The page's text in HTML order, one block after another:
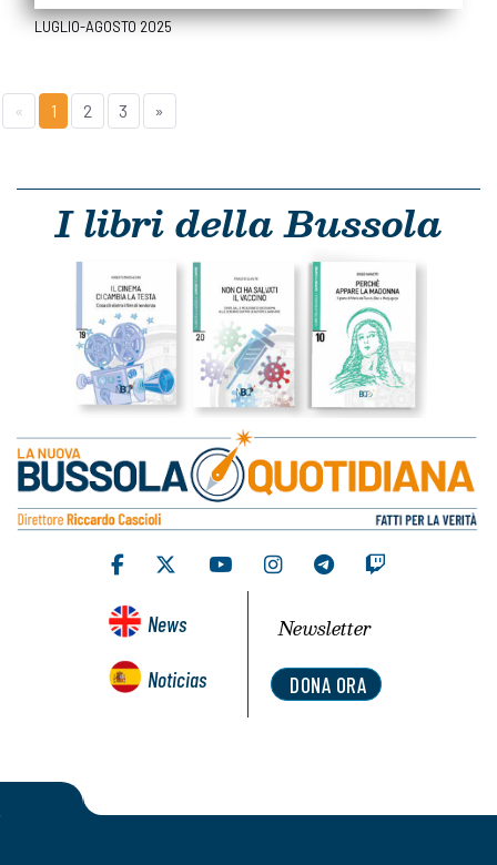
LUGLIO-AGOSTO 2025
« 1 2 3 »
News
Noticias
Newsletter
DONA ORA
I libri della Bussola